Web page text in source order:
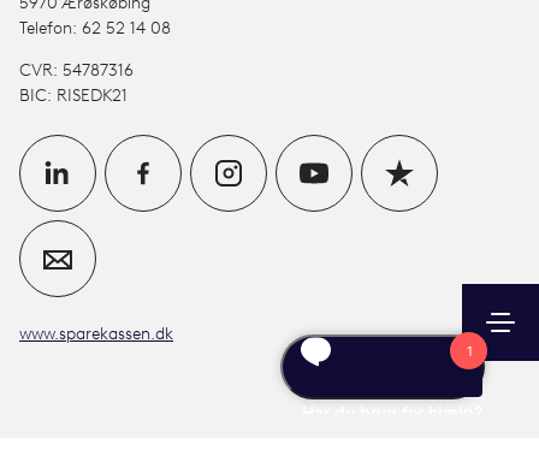
Kontakt
5970 Ærøskøbing
Telefon: 62 52 14 08
CVR: 54787316
BIC: RISEDK21
www.sparekassen.dk